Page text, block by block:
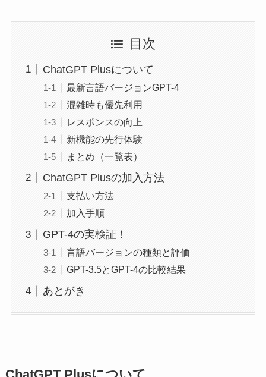
目次
ChatGPT Plusについて
最新言語バージョンGPT-4
混雑時も優先利用
レスポンスの向上
新機能の先行体験
まとめ（一覧表）
ChatGPT Plusの加入方法
支払い方法
加入手順
GPT-4の実検証！
言語バージョンの種類と評価
GPT-3.5とGPT-4の比較結果
あとがき